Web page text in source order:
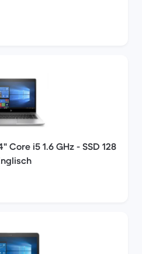
Core i5 1.6 GHz - SSD 128